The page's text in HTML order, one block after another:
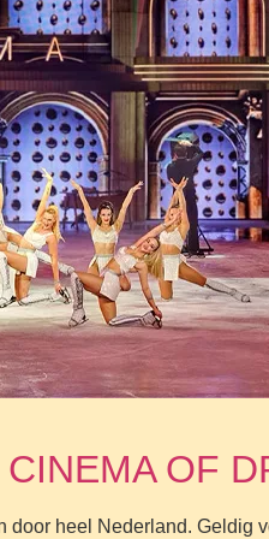
OF
heel Nederland. Geldig